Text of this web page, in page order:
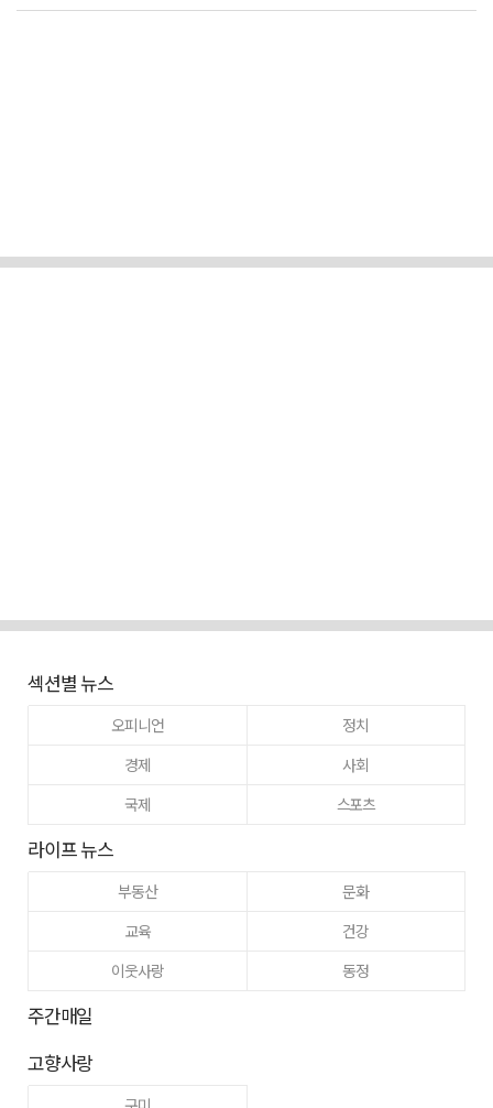
섹션별 뉴스
오피니언
정치
경제
사회
국제
스포츠
라이프 뉴스
부동산
문화
교육
건강
이웃사랑
동정
주간매일
고향사랑